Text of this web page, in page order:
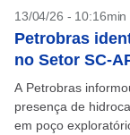
13/04/26 - 10:16min
Petrobras
no Setor SC-
A Petrobras
presença de
em poço